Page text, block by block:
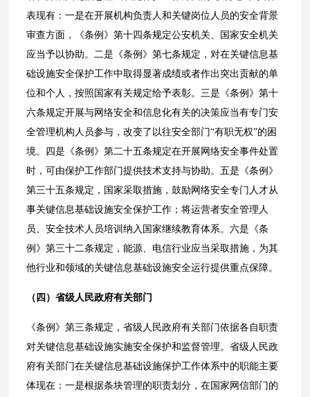
表现有：一是在开展机构负责人和关键岗位人员的安全背景
审查方面，《条例》第十四条规定公安机关、国家安全机关
应当予以协助。二是《条例》第七条规定，对在关键信息基
础设施安全保护工作中取得显著成绩或者作出突出贡献的单
位和个人，按照国家有关规定给予表彰。三是《条例》第十
六条规定开展与网络安全和信息化有关的决策应当有专门安
全管理机构人员参与，改变了以往安全部门“有职无权”的困
境。四是《条例》第二十五条规定在开展网络安全事件处置
时，可由保护工作部门提供技术支持与协助。五是《条例》
第三十五条规定，国家采取措施，鼓励网络安全专门人才从
事关键信息基础设施安全保护工作；将运营者安全管理人
员、安全技术人员培训纳入国家继续教育体系。六是《条
例》第三十二条规定，能源、电信行业应当采取措施，为其
他行业和领域的关键信息基础设施安全运行提供重点保障。
（四）省级人民政府有关部门
《条例》第三条规定，省级人民政府有关部门依据各自职责
对关键信息基础设施实施安全保护和监督管理。省级人民政
府有关部门在关键信息基础设施保护工作体系中的职能主要
体现在：一是根据条块管理的职责划分，在国家网信部门的